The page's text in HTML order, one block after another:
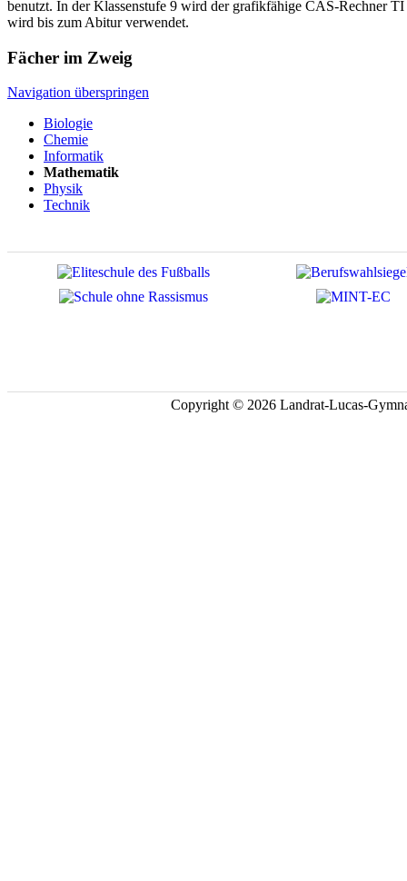
benutzt. In der Klassenstufe 9 wird der grafikfähige CAS-Rechner
wird bis zum Abitur verwendet.
Fächer im Zweig
Navigation überspringen
Biologie
Chemie
Informatik
Mathematik
Physik
Technik
Copyright © 2026 Landrat-Lucas-